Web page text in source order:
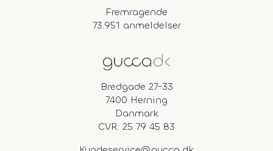
Fremragende
73.951 anmeldelser
Bredgade 27-33
7400 Herning
Danmark
CVR: 25 79 45 83